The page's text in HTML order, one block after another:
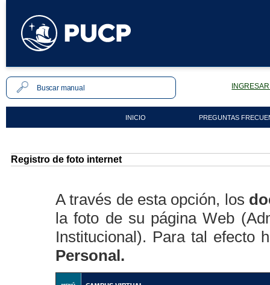
INICIO PREGUNTAS
Registro de foto internet
A través de esta opción, los
la foto de su página Web
Institucional). Para tal efecto
Personal.